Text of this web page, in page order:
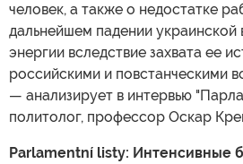
человек, а также о недостатке
дальнейшем падении украинской
энергии вследствие захвата ее
российскими и повстанческими
— анализирует в интервью
политолог, профессор Оскар
Parlamentní listy: Интенсивные